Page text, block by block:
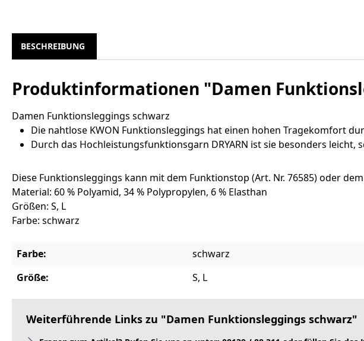
BESCHREIBUNG
Produktinformationen "Damen
Damen Funktionsleggings schwarz
Die nahtlose KWON Funktionsleggings hat einen hohen Tragekomfort
Durch das Hochleistungsfunktionsgarn DRYARN ist sie besonders
Diese Funktionsleggings kann mit dem Funktionstop (Art. Nr. 76585) oder
Material: 60 % Polyamid, 34 % Polypropylen, 6 % Elasthan
Größen: S, L
Farbe: schwarz
Farbe:
schwarz
Größe:
S, L
Weiterführende Links zu "Damen Funktionsleggings schwarz"